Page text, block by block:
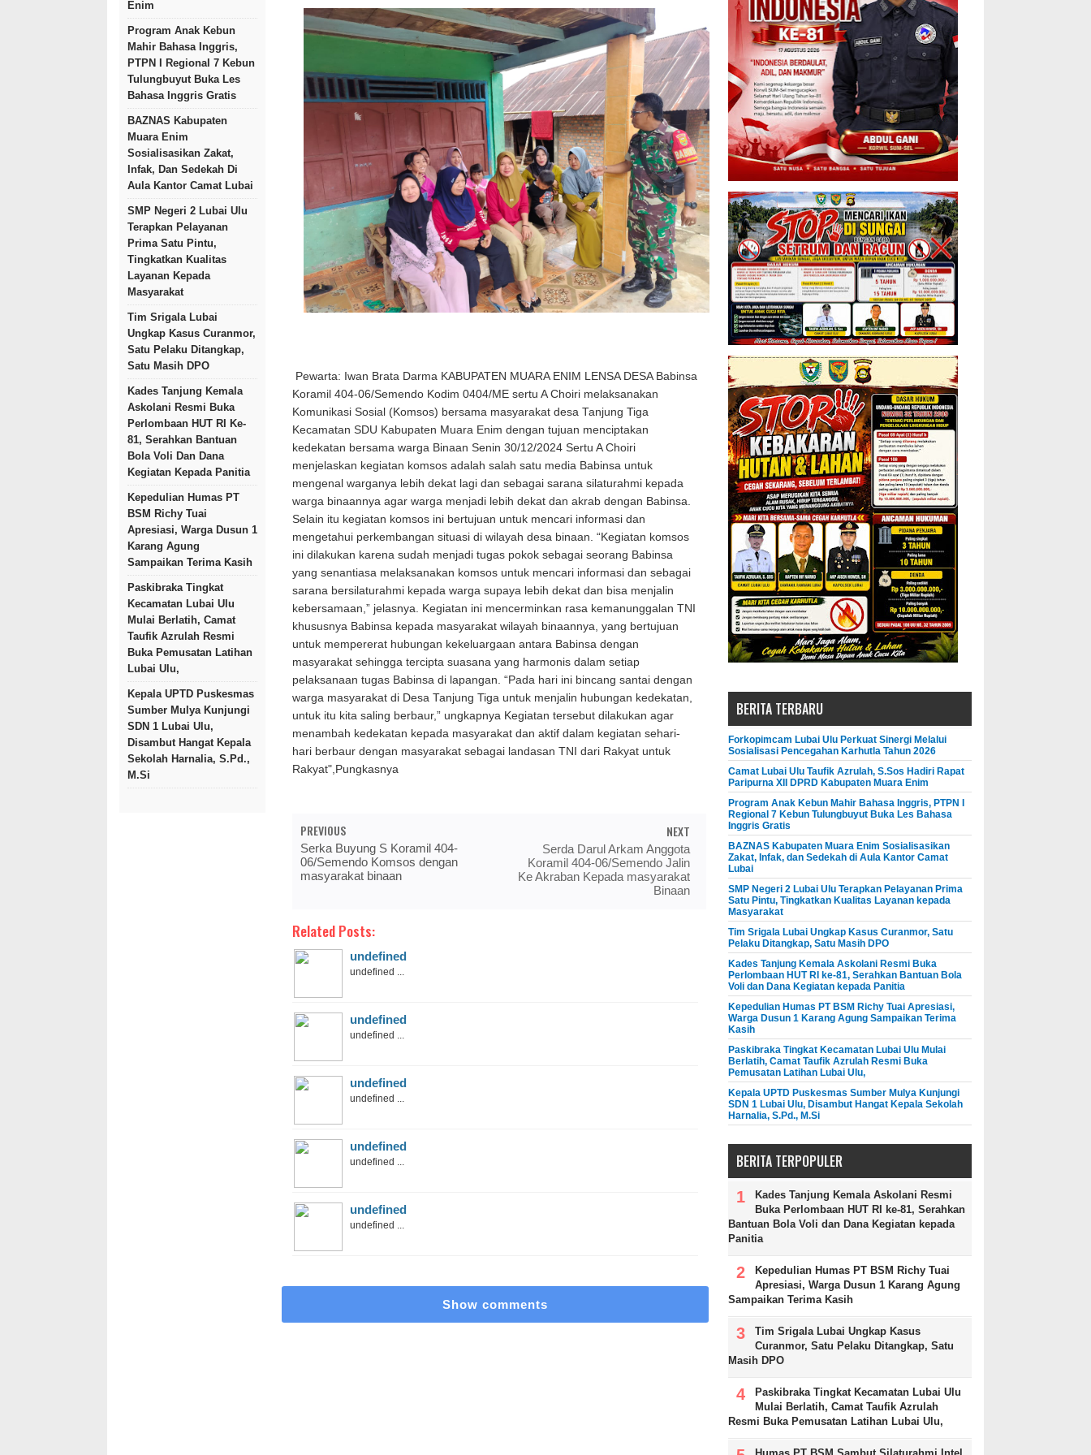
Enim
Program Anak Kebun
Mahir Bahasa Inggris,
PTPN I Regional 7 Kebun
Tulungbuyut Buka Les
Bahasa Inggris Gratis
BAZNAS Kabupaten
Muara Enim
Sosialisasikan Zakat,
Infak, Dan Sedekah Di
Aula Kantor Camat Lubai
SMP Negeri 2 Lubai Ulu
Terapkan Pelayanan
Prima Satu Pintu,
Tingkatkan Kualitas
Layanan Kepada
Masyarakat
Tim Srigala Lubai
Ungkap Kasus Curanmor,
Satu Pelaku Ditangkap,
Satu Masih DPO
Kades Tanjung Kemala
Askolani Resmi Buka
Perlombaan HUT RI Ke-
81, Serahkan Bantuan
Bola Voli Dan Dana
Kegiatan Kepada Panitia
Kepedulian Humas PT
BSM Richy Tuai
Apresiasi, Warga Dusun 1
Karang Agung
Sampaikan Terima Kasih
Paskibraka Tingkat
Kecamatan Lubai Ulu
Mulai Berlatih, Camat
Taufik Azrulah Resmi
Buka Pemusatan Latihan
Lubai Ulu,
Kepala UPTD Puskesmas
Sumber Mulya Kunjungi
SDN 1 Lubai Ulu,
Disambut Hangat Kepala
Sekolah Harnalia, S.Pd.,
M.Si
Pewarta: Iwan Brata Darma KABUPATEN MUARA ENIM LENSA DESA Babinsa
Koramil 404-06/Semendo Kodim 0404/ME sertu A Choiri melaksanakan
Komunikasi Sosial (Komsos) bersama masyarakat desa Tanjung Tiga
Kecamatan SDU Kabupaten Muara Enim dengan tujuan menciptakan
kedekatan bersama warga Binaan Senin 30/12/2024 Sertu A Choiri
menjelaskan kegiatan komsos adalah salah satu media Babinsa untuk
mengenal warganya lebih dekat lagi dan sebagai sarana silaturahmi kepada
warga binaannya agar warga menjadi lebih dekat dan akrab dengan Babinsa.
Selain itu kegiatan komsos ini bertujuan untuk mencari informasi dan
mengetahui perkembangan situasi di wilayah desa binaan. “Kegiatan komsos
ini dilakukan karena sudah menjadi tugas pokok sebagai seorang Babinsa
yang senantiasa melaksanakan komsos untuk mencari informasi dan sebagai
sarana bersilaturahmi kepada warga supaya lebih dekat dan bisa menjalin
kebersamaan,” jelasnya. Kegiatan ini mencerminkan rasa kemanunggalan TNI
khususnya Babinsa kepada masyarakat wilayah binaannya, yang bertujuan
untuk mempererat hubungan kekeluargaan antara Babinsa dengan
masyarakat sehingga tercipta suasana yang harmonis dalam setiap
pelaksanaan tugas Babinsa di lapangan. “Pada hari ini bincang santai dengan
warga masyarakat di Desa Tanjung Tiga untuk menjalin hubungan kedekatan,
untuk itu kita saling berbaur,” ungkapnya Kegiatan tersebut dilakukan agar
menambah kedekatan kepada masyarakat dan aktif dalam kegiatan sehari-
hari berbaur dengan masyarakat sebagai landasan TNI dari Rakyat untuk
Rakyat",Pungkasnya
PREVIOUS
Serka Buyung S Koramil 404-
06/Semendo Komsos dengan
masyarakat binaan
NEXT
Serda Darul Arkam Anggota
Koramil 404-06/Semendo Jalin
Ke Akraban Kepada masyarakat
Binaan
Related Posts:
undefined
undefined ...
undefined
undefined ...
undefined
undefined ...
undefined
undefined ...
undefined
undefined ...
Show comments
BERITA TERBARU
Forkopimcam Lubai Ulu Perkuat Sinergi Melalui
Sosialisasi Pencegahan Karhutla Tahun 2026
Camat Lubai Ulu Taufik Azrulah, S.Sos Hadiri Rapat
Paripurna XII DPRD Kabupaten Muara Enim
Program Anak Kebun Mahir Bahasa Inggris, PTPN I
Regional 7 Kebun Tulungbuyut Buka Les Bahasa
Inggris Gratis
BAZNAS Kabupaten Muara Enim Sosialisasikan
Zakat, Infak, dan Sedekah di Aula Kantor Camat
Lubai
SMP Negeri 2 Lubai Ulu Terapkan Pelayanan Prima
Satu Pintu, Tingkatkan Kualitas Layanan kepada
Masyarakat
Tim Srigala Lubai Ungkap Kasus Curanmor, Satu
Pelaku Ditangkap, Satu Masih DPO
Kades Tanjung Kemala Askolani Resmi Buka
Perlombaan HUT RI ke-81, Serahkan Bantuan Bola
Voli dan Dana Kegiatan kepada Panitia
Kepedulian Humas PT BSM Richy Tuai Apresiasi,
Warga Dusun 1 Karang Agung Sampaikan Terima
Kasih
Paskibraka Tingkat Kecamatan Lubai Ulu Mulai
Berlatih, Camat Taufik Azrulah Resmi Buka
Pemusatan Latihan Lubai Ulu,
Kepala UPTD Puskesmas Sumber Mulya Kunjungi
SDN 1 Lubai Ulu, Disambut Hangat Kepala Sekolah
Harnalia, S.Pd., M.Si
BERITA TERPOPULER
Kades Tanjung Kemala Askolani Resmi
Buka Perlombaan HUT RI ke-81, Serahkan
Bantuan Bola Voli dan Dana Kegiatan kepada
Panitia
Kepedulian Humas PT BSM Richy Tuai
Apresiasi, Warga Dusun 1 Karang Agung
Sampaikan Terima Kasih
Tim Srigala Lubai Ungkap Kasus
Curanmor, Satu Pelaku Ditangkap, Satu
Masih DPO
Paskibraka Tingkat Kecamatan Lubai Ulu
Mulai Berlatih, Camat Taufik Azrulah
Resmi Buka Pemusatan Latihan Lubai Ulu,